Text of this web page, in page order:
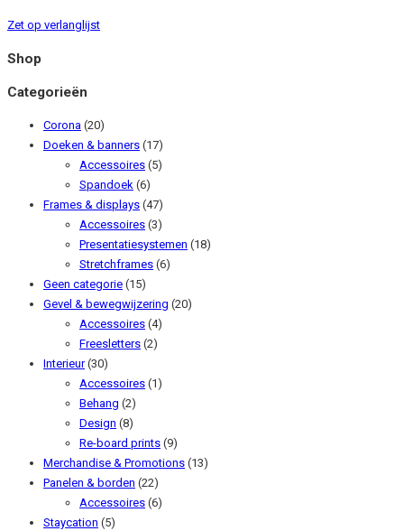
Zet op verlanglijst
Shop
Categorieën
Corona (20)
Doeken & banners (17)
Accessoires (5)
Spandoek (6)
Frames & displays (47)
Accessoires (3)
Presentatiesystemen (18)
Stretchframes (6)
Geen categorie (15)
Gevel & bewegwijzering (20)
Accessoires (4)
Freesletters (2)
Interieur (30)
Accessoires (1)
Behang (2)
Design (8)
Re-board prints (9)
Merchandise & Promotions (13)
Panelen & borden (22)
Accessoires (6)
Staycation (5)